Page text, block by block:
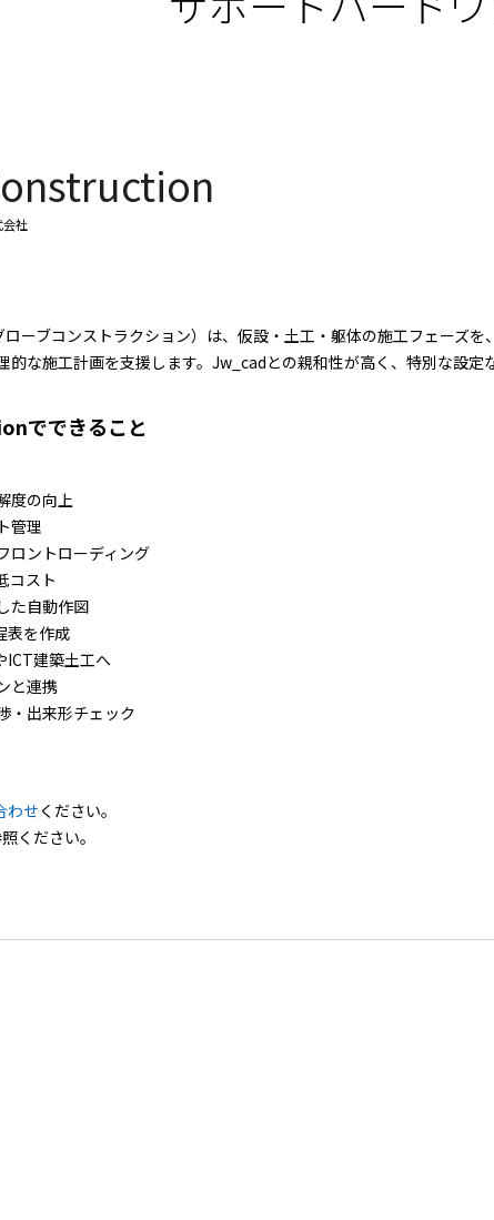
会社
ーブコンストラクション）は、仮設・土工・躯体の施工フェーズ
的な施工計画を支援します。Jw_cadとの親和性が高く、特別な設定
でできること
度の向上
管理
ロントローディング
コスト
た自動作図
表を作成
ICT建築土工へ
と連携
・出来形チェック
わせ ください。
ください。